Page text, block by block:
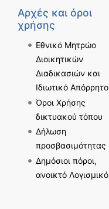
Αρχές και όροι
χρήσης
Εθνικό Μητρώο
Διοικητικών
Διαδικασιών και
Ιδιωτικό Απόρρητο
Όροι Χρήσης
δικτυακού τόπου
Δήλωση
προσβασιμότητας
Δημόσιοι πόροι,
ανοικτό Λογισμικό